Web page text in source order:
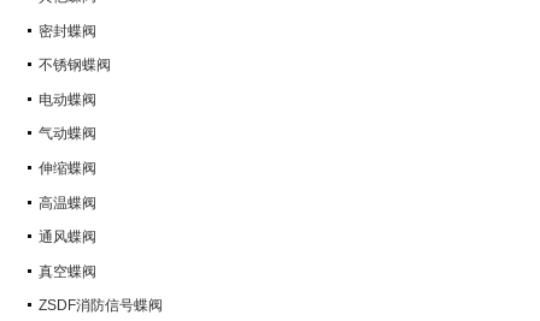
密封蝶阀
不锈钢蝶阀
电动蝶阀
气动蝶阀
伸缩蝶阀
高温蝶阀
通风蝶阀
真空蝶阀
ZSDF消防信号蝶阀